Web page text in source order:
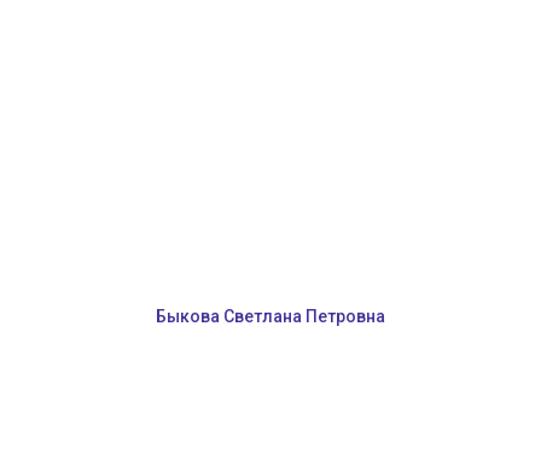
Быкова Светлана Петровна